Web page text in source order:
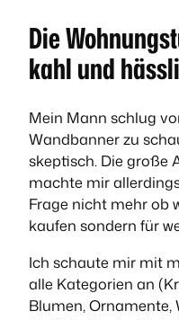
Die
kahl und
Mein Mann schlug
Wandbanner zu
skeptisch. Die große
machte mir
Frage nicht mehr ob
kaufen sondern für
Ich schaute mir mit
alle Kategorien an
Blumen, Ornamente,